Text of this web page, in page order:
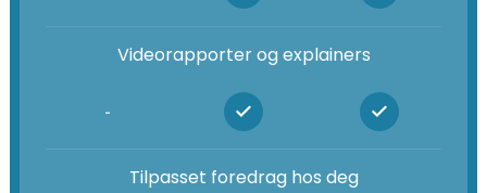
Videorapporter og explainers
-
Tilpasset foredrag hos deg